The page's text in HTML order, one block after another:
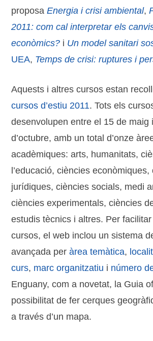
proposaEnergia i crisi ambiental,
2011: com cal interpretar els
econòmics? i Un model sanitari
UEA, Temps de crisi: ruptures i
Aquests i altres cursos estan
cursos d’estiu 2011. Tots els
desenvolupen entre el 15 de maig
d’octubre, amb un total d’onze
acadèmiques: arts, humanitats,
l’educació, ciències econòmiques,
jurídiques, ciències socials, medi
ciències experimentals, ciències
estudis tècnics i altres. Per
cursos, el web inclou un sistema
avançada peràrea temàtica,
curs, marc organitzatiu i número
Enguany, com a novetat, la Guia
possibilitat de fer cerques
a través d’un mapa.